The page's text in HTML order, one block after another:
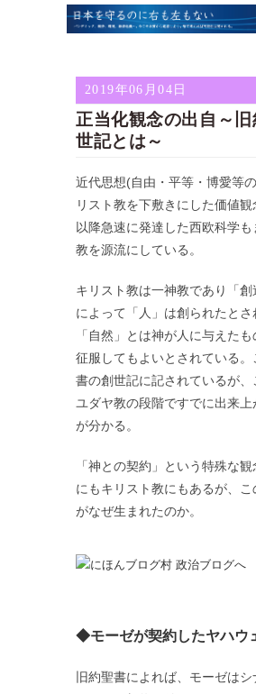
2019年06月04日
正当化観念の出自～旧
世記とは～
近代思想(自由・平等・博愛等
リスト教を下敷きにした価値
以降急速に発達した西欧科学も
教を源流にしている。
キリスト教は一神教であり「創
によって「人」は創られたとさ
「自然」とは神が人に与えた
征服してもよいとされている。
書の創世記に記されているが、
ユダヤ教の段階ですでに出来上
が分かる。
「神との契約」という特殊な
にもキリスト教にもあるが、こ
がなぜ生まれたのか。
◆モーゼが契約したヤハウ
旧約聖書によれば、モーゼは